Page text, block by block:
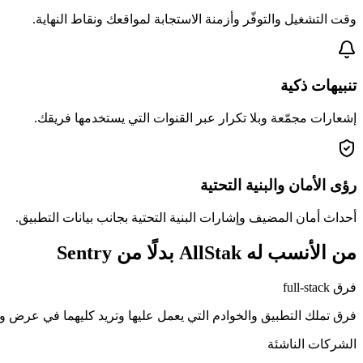
وقت التشغيل والتوفّر وأزمنة الاستجابة لمواقعك ونقاط النهاية.
تنبيهات ذكية
إشعارات مجمّعة وبلا تكرار عبر القنوات التي يستخدمها فريقك.
رؤى الأمان والبنية التحتية
أحداث أمان المضيف وإشارات البنية التحتية بجانب بيانات التطبيق.
من الأنسب له AllStak بدلًا من Sentry
فرق full-stack
فرق تملك التطبيق والخوادم التي يعمل عليها وتريد كليهما في عرض
الشركات الناشئة